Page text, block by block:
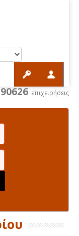
90626 επιχειρήσεις